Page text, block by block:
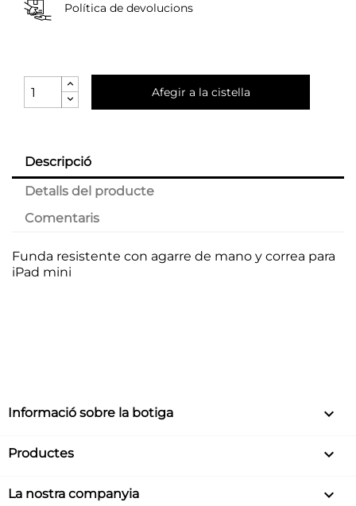
Política de devolucions
Afegir a la cistella
Descripció
Detalls del producte
Comentaris
Funda resistente con agarre de mano y correa para
iPad mini
Informació sobre la botiga keyboard_arrow_down
Productes 
La nostra companyia 